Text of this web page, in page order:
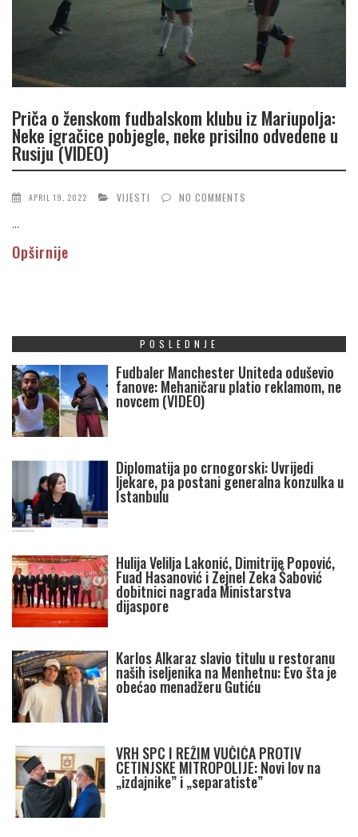
Priča o ženskom fudbalskom klubu iz Mariupolja:
Neke igračice pobjegle, neke prisilno odvedene u
Rusiju (VIDEO)
APRIL 19, 2022 VIJESTI NO COMMENTS
...
Opširnije
POSLEDNJE
Fudbaler Manchester Uniteda oduševio
fanove: Mehaničaru platio reklamom, ne
novcem (VIDEO)
Diplomatija po crnogorski: Uvrijedi
ljekare, pa postani generalna konzulka u
Istanbulu
Hulija Velilja Lakonić, Dimitrije Popović,
Fuad Hasanović i Zejnel Zeka Šabović
dobitnici nagrada Ministarstva
dijaspore
Karlos Alkaraz slavio titulu u restoranu
naših iseljenika na Menhetnu: Evo šta je
obećao menadžeru Gutiću
VRH SPC I REŽIM VUČIĆA PROTIV
CETINJSKE MITROPOLIJE: Novi lov na
„izdajnike” i „separatiste”